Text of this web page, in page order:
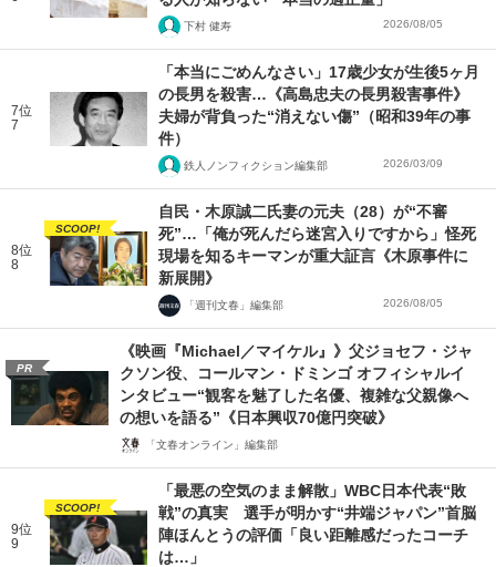
下村 健寿 2026/08/05
7位
7
「本当にごめんなさい」17歳少女が生後5ヶ月
の長男を殺害…《高島忠夫の長男殺害事件》
夫婦が背負った“消えない傷”（昭和39年の事
件）
鉄人ノンフィクション編集部 2026/03/09
8位
8
SCOOP!
自民・木原誠二氏妻の元夫（28）が“不審
死”…「俺が死んだら迷宮入りですから」怪死
現場を知るキーマンが重大証言《木原事件に
新展開》
「週刊文春」編集部 2026/08/05
PR
《映画『Michael／マイケル』》父ジョセフ・ジャ
クソン役、コールマン・ドミンゴ オフィシャルイ
ンタビュー“観客を魅了した名優、複雑な父親像へ
の想いを語る”《日本興収70億円突破》
「文春オンライン」編集部
9位
9
SCOOP!
「最悪の空気のまま解散」WBC日本代表“敗
戦”の真実 選手が明かす“井端ジャパン”首脳
陣ほんとうの評価「良い距離感だったコーチ
は…」